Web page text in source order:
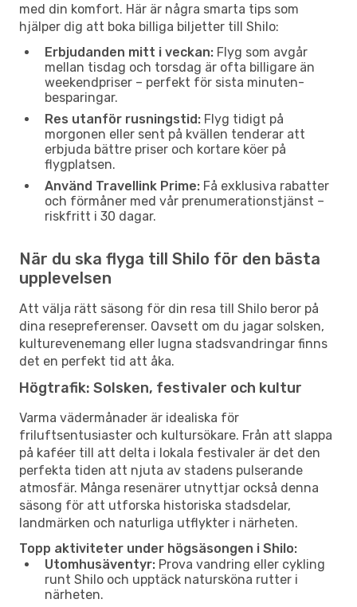
med din komfort. Här är några smarta tips som
hjälper dig att boka billiga biljetter till Shilo:
Erbjudanden mitt i veckan: Flyg som avgår
mellan tisdag och torsdag är ofta billigare än
weekendpriser – perfekt för sista minuten-
besparingar.
Res utanför rusningstid: Flyg tidigt på
morgonen eller sent på kvällen tenderar att
erbjuda bättre priser och kortare köer på
flygplatsen.
Använd Travellink Prime: Få exklusiva rabatter
och förmåner med vår prenumerationstjänst –
riskfritt i 30 dagar.
När du ska flyga till Shilo för den bästa
upplevelsen
Att välja rätt säsong för din resa till Shilo beror på
dina resepreferenser. Oavsett om du jagar solsken,
kulturevenemang eller lugna stadsvandringar finns
det en perfekt tid att åka.
Högtrafik: Solsken, festivaler och kultur
Varma vädermånader är idealiska för
friluftsentusiaster och kultursökare. Från att slappa
på kaféer till att delta i lokala festivaler är det den
perfekta tiden att njuta av stadens pulserande
atmosfär. Många resenärer utnyttjar också denna
säsong för att utforska historiska stadsdelar,
landmärken och naturliga utflykter i närheten.
Topp aktiviteter under högsäsongen i Shilo:
Utomhusäventyr: Prova vandring eller cykling
runt Shilo och upptäck natursköna rutter i
närheten.